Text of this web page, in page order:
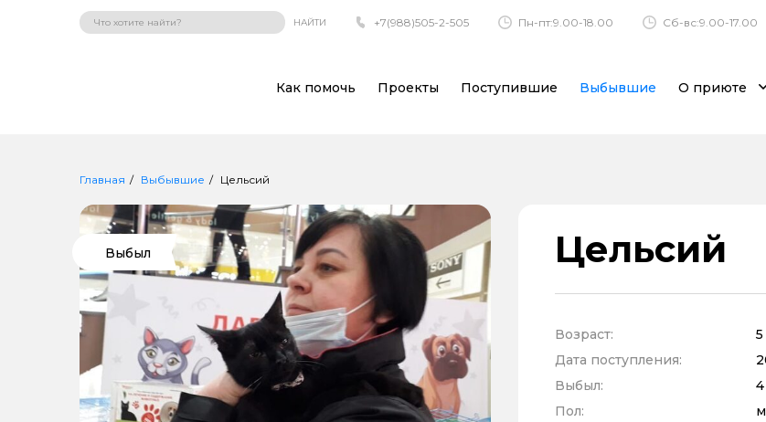
НАЙТИ +7(988)505-2-505 Пн-пт:9.00-18.00 Сб-вс:9.00-17.00
Как помочь Проекты Поступившие Выбывшие О приюте
Главная Выбывшие Цельсий
Выбыл Цельсий
Возраст:
Дата поступления:
Выбыл:
Пол: